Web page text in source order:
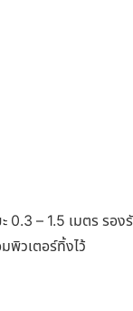
0.3 – 1.5 เมตร รอง
พิวเตอร์ทิ้งไว้